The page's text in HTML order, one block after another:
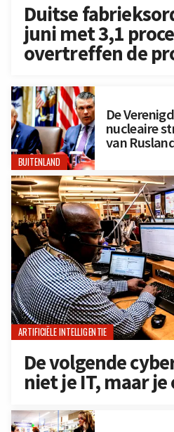
Duitse
juni met 3,1
overtreffen de
BUITENLAND
De
nucleaire
van
ARTIFICIËLE INTELLIGENTIE
De volgende
niet je IT, maar